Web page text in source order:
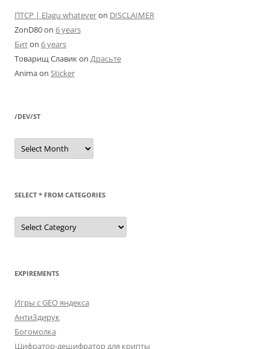
ПТСР | Elagu whateveron DISCLAIMER
ZonD80on 6 years
Битon 6 years
Товарищ Славикon Драсьте
Animaon Sticker
/DEV/ST
/dev/st
SELECT * FROM CATEGORIES
SELECT
FROM
EXPIREMENTS
Игры с GEO яндекса
АнтиЗдирук
Богомолка
Шифратор-дешифратор для крипты